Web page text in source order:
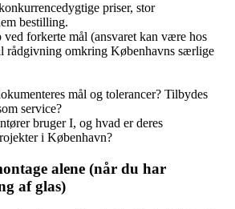
priser, stor
bestilling.
ved forkerte mål (ansvaret kan være hos
rådgivning omkring Københavns særlige
mål og tolerancer? Tilbydes
service?
bruger I, og hvad er deres
i København?
alene (når du har
af glas)